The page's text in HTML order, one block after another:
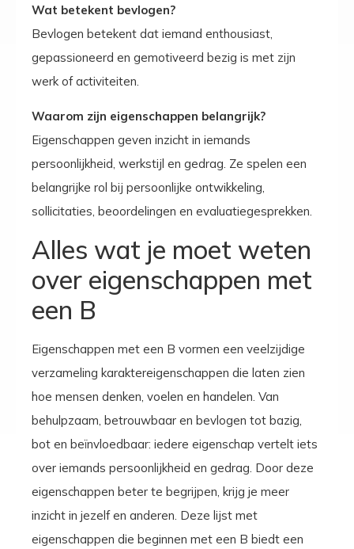
Wat betekent bevlogen?
Bevlogen betekent dat iemand enthousiast,
gepassioneerd en gemotiveerd bezig is met zijn
werk of activiteiten.
Waarom zijn eigenschappen belangrijk?
Eigenschappen geven inzicht in iemands
persoonlijkheid, werkstijl en gedrag. Ze spelen een
belangrijke rol bij persoonlijke ontwikkeling,
sollicitaties, beoordelingen en evaluatiegesprekken.
Alles wat je moet weten
over eigenschappen met
een B
Eigenschappen met een B vormen een veelzijdige
verzameling karaktereigenschappen die laten zien
hoe mensen denken, voelen en handelen. Van
behulpzaam, betrouwbaar en bevlogen tot bazig,
bot en beïnvloedbaar: iedere eigenschap vertelt iets
over iemands persoonlijkheid en gedrag. Door deze
eigenschappen beter te begrijpen, krijg je meer
inzicht in jezelf en anderen. Deze lijst met
eigenschappen die beginnen met een B biedt een